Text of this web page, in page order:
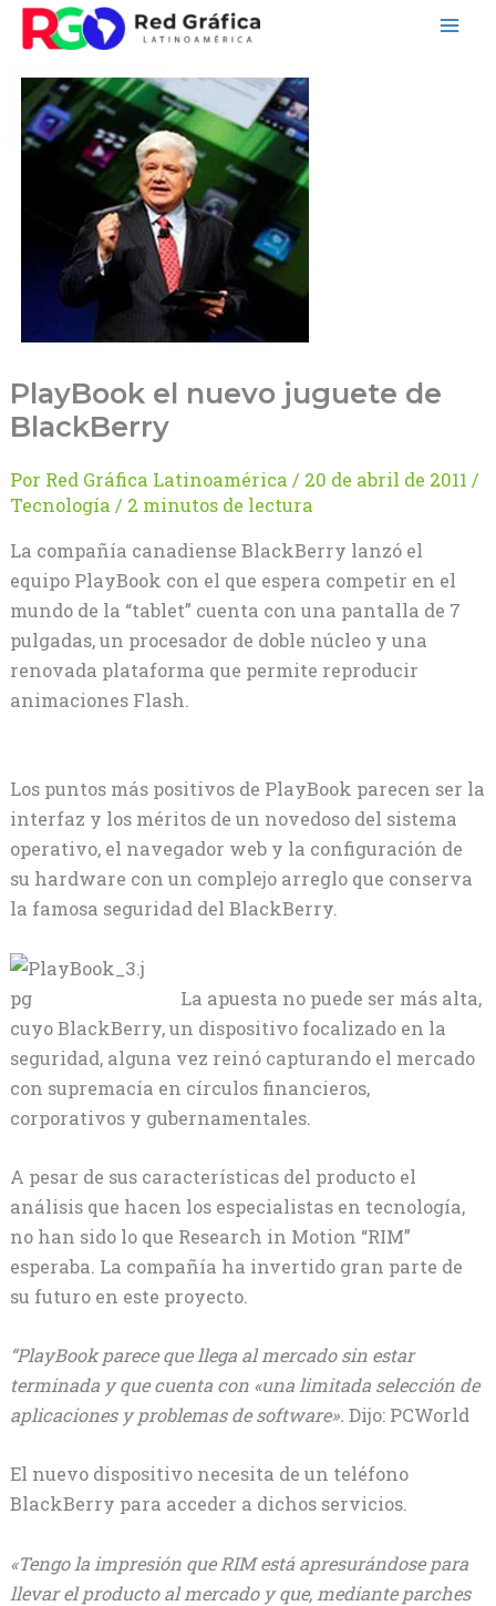
contenido
PlayBook el nuevo juguete de
BlackBerry
Por Red Gráfica Latinoamérica / 20 de abril de 2011 /
Tecnología / 2 minutos de lectura
La compañía canadiense BlackBerry lanzó el
equipo PlayBook con el que espera competir en el
mundo de la “tablet” cuenta con una pantalla de 7
pulgadas, un procesador de doble núcleo y una
renovada plataforma que permite reproducir
animaciones Flash.
Los puntos más positivos de PlayBook parecen ser la
interfaz y los méritos de un novedoso del sistema
operativo, el navegador web y la configuración de
su hardware con un complejo arreglo que conserva
la famosa seguridad del BlackBerry.
La apuesta no puede ser más alta,
cuyo BlackBerry, un dispositivo focalizado en la
seguridad, alguna vez reinó capturando el mercado
con supremacía en círculos financieros,
corporativos y gubernamentales.
A pesar de sus características del producto el
análisis que hacen los especialistas en tecnología,
no han sido lo que Research in Motion “RIM”
esperaba. La compañía ha invertido gran parte de
su futuro en este proyecto.
“PlayBook parece que llega al mercado sin estar
terminada y que cuenta con «una limitada selección de
aplicaciones y problemas de software». Dijo: PCWorld
El nuevo dispositivo necesita de un teléfono
BlackBerry para acceder a dichos servicios.
«Tengo la impresión que RIM está apresurándose para
llevar el producto al mercado y que, mediante parches